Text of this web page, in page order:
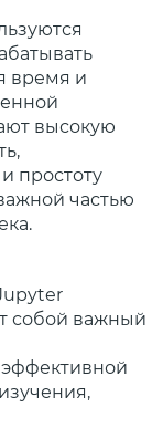
время и
высокую
простоту
частью
собой важный